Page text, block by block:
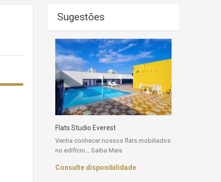
Sugestões
Flats Studio Everest
Venha conhecer nossos flats mobiliados
no edifício… Saiba Mais
Consulte disponibilidade